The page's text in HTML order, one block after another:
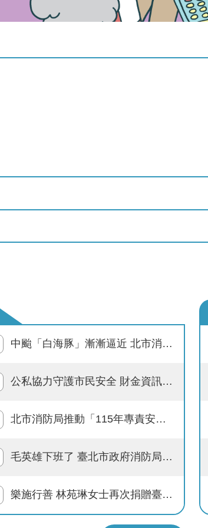
中颱「白海豚」漸漸逼近 北市消防局籲請民眾加強防颱整備
公私協力守護市民安全 財金資訊公司慷慨解囊 捐贈臺北市政府消防局警備車及先進救災裝備
北市消防局推動「115年專責安檢講習訓練」升級執法檢查能力 嚴把公共安全第一關
毛英雄下班了 臺北市政府消防局開放2隻退役搜救犬寄養 邀您陪伴搜救毛英雄展開幸福第二人生
樂施行善 林苑琳女士再次捐贈臺北市政府消防局消防警備車1輛